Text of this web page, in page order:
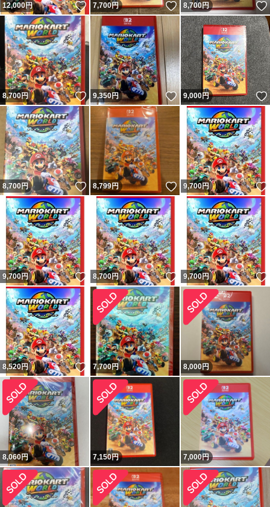
12,000円 いいね！
7,700円 いいね！
8,700円
8,700円 いいね！
9,350円 いいね！
9,000円
8,700円 いいね！
8,799円 いいね！
9,700円
9,700円 いいね！
8,700円 いいね！
9,700円
8,520円 いいね！
7,700円 8,000円
8,060円 7,150円 7,000円